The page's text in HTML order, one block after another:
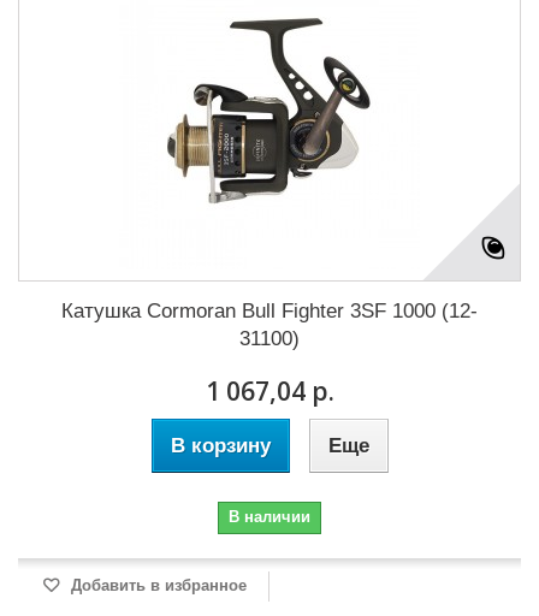
Катушка Cormoran Bull Fighter 3SF 1000 (12-
31100)
1 067,04 р.
В корзину Еще
В наличии
Добавить в избранное